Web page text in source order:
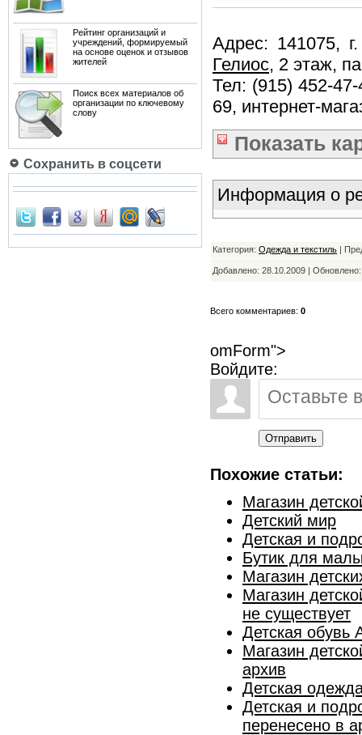
Рейтинг организаций и
учреждений, формируемый
на основе оценок и отзывов
жителей
Поиск всех материалов об
организации по ключевому
слову
Сохранить в соцсети
Адрес: 141075,
Гелиос, 2 этаж,
Тел: (915) 452-
69, интернет-
Показать
Информация о
Категория: Одежда и текстиль |
Добавлено: 28.10.2009 |
Всего комментариев: 0
omForm">
Войдите:
Отправить
Похожие статьи:
Магазин
Детский мир
Детская и
Бутик для
Магазин
Магазин
не существует
Детская обувь
Магазин
архив
Детская
Детская и
перенесено в